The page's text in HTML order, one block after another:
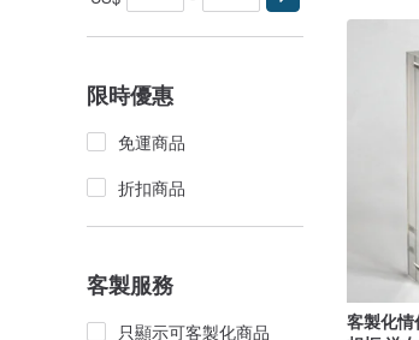
限時優惠
免運商品
折扣商品
客製服務
只顯示可客製化商品
客製化